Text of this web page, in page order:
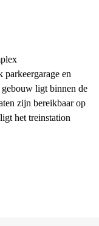
en
ligt binnen de
zijn bereikbaar op
het treinstation